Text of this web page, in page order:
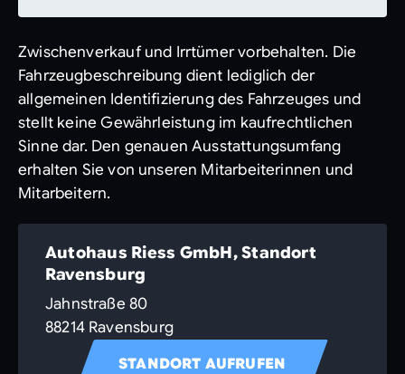
Zwischenverkauf und Irrtümer vorbehalten. Die
Fahrzeugbeschreibung dient lediglich der
allgemeinen Identifizierung des Fahrzeuges und
stellt keine Gewährleistung im kaufrechtlichen
Sinne dar. Den genauen Ausstattungsumfang
erhalten Sie von unseren Mitarbeiterinnen und
Mitarbeitern.
Autohaus Riess GmbH, Standort
Ravensburg
Jahnstraße 80
88214 Ravensburg
STANDORT AUFRUFEN